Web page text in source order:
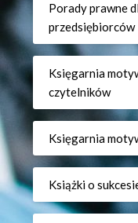
Porady prawne
przedsiębiorców
Księgarnia
czytelników
Księgarnia
Książki o